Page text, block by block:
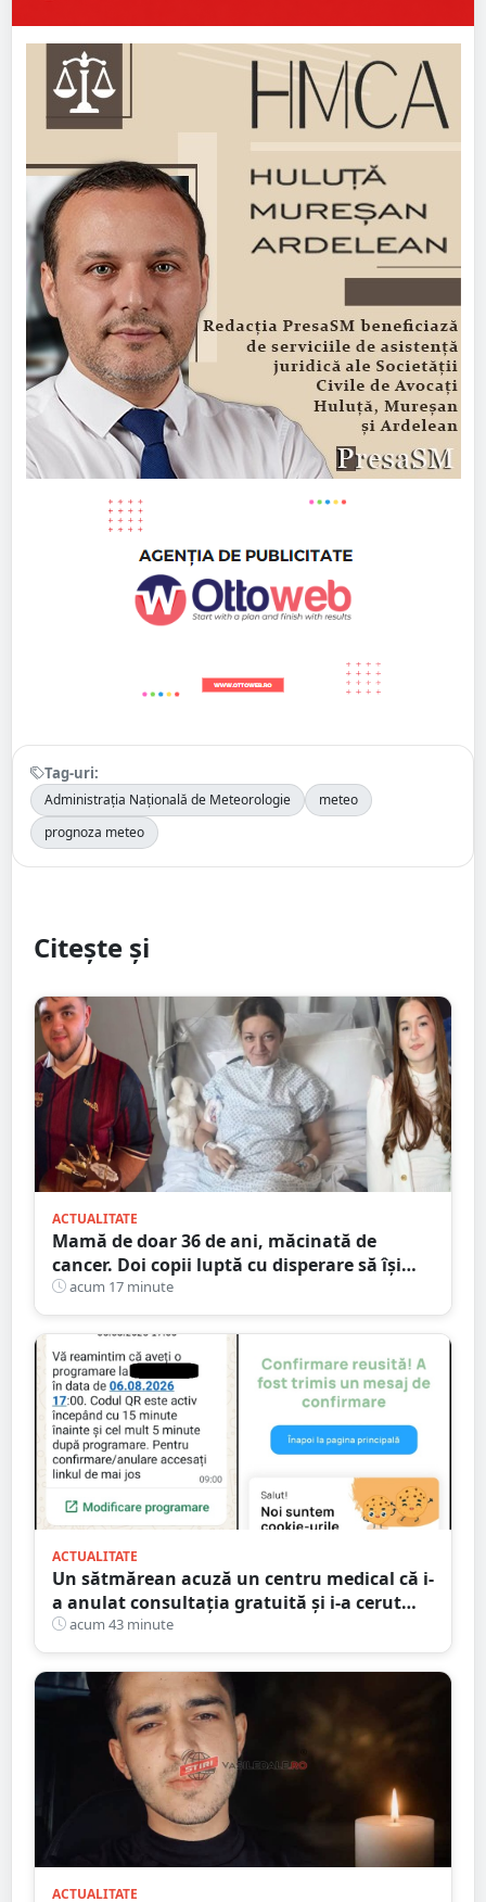
Tag-uri:
Administrația Națională de Meteorologie
meteo
prognoza meteo
Citește și
ACTUALITATE
Mamă de doar 36 de ani, măcinată de
cancer. Doi copii luptă cu disperare să își
salveze mama: „Nu o lăsați să se stingă”
acum 17 minute
ACTUALITATE
Un sătmărean acuză un centru medical că i-
a anulat consultația gratuită și i-a cerut
250 de lei pentru aceeași programare
acum 43 minute
ACTUALITATE